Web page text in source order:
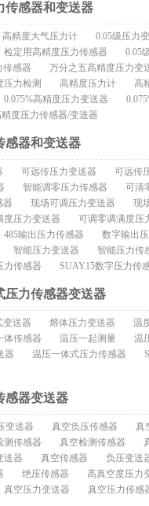
传感器和变送器
高精度大气压力计 0.05级压力
检定用高精度压力传感器
0.05
传感器
万分之五高精度压力变
压力检测 高精度压力计 高
0.075%高精度压力变送器
度压力传感器/变送器
感器和变送器
可远传压力变送器 可远传
智能调零压力传感器
可清
器
现场可调压力变送器
现
度压力变送器 可调零调满度压
485输出压力传感器 数字输出
智能压力变送器 智能压力传
力传感器 SUAY15数字压力传
压力传感器变送器
变送器 熔体压力变送器
温
体传感器 温压一起测量 温
器
温压一体式压力传感器
感器变送器
变送器 真空负压传感器
真
测传感器 真空检测传感器
送器 真空传感器 负压变送
绝压传感器 高真空度压力
真空压力变送器 真空压力传感